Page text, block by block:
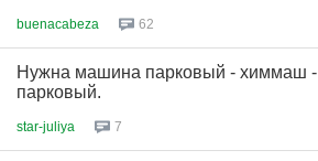
buenacabeza 62
Нужна машина парковый - химмаш -
парковый.
star-juliya 7